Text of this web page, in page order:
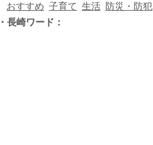
おすすめ 子育て 生活 防災・防犯
・長崎ワード：